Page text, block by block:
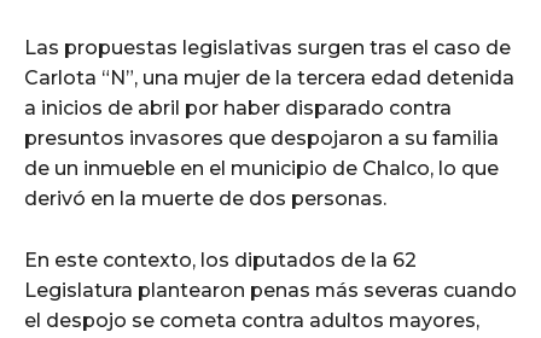
Las propuestas legislativas surgen tras el caso de
Carlota “N”, una mujer de la tercera edad detenida
a inicios de abril por haber disparado contra
presuntos invasores que despojaron a su familia
de un inmueble en el municipio de Chalco, lo que
derivó en la muerte de dos personas.
En este contexto, los diputados de la 62
Legislatura plantearon penas más severas cuando
el despojo se cometa contra adultos mayores,